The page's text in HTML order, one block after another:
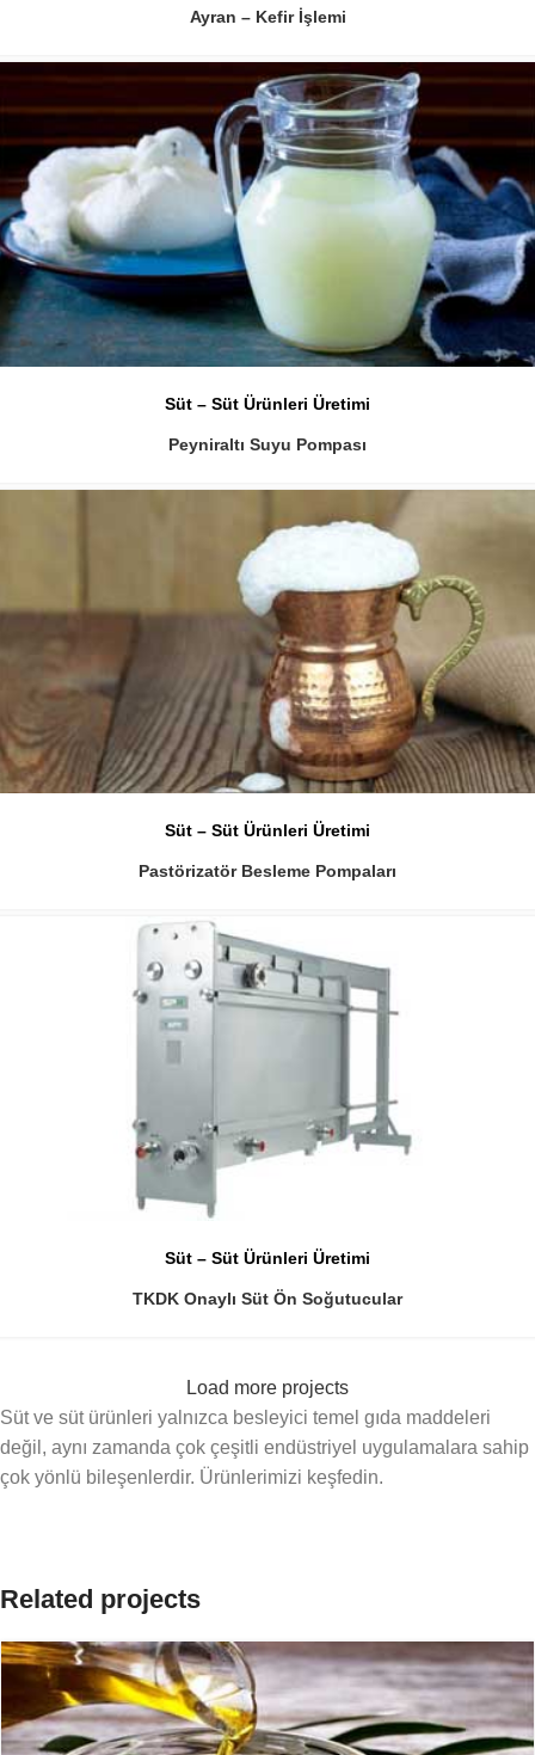
Ayran – Kefir İşlemi
Süt – Süt Ürünleri Üretimi
Peyniraltı Suyu Pompası
Süt – Süt Ürünleri Üretimi
Pastörizatör Besleme Pompaları
Süt – Süt Ürünleri Üretimi
TKDK Onaylı Süt Ön Soğutucular
Load more projects
Süt ve süt ürünleri yalnızca besleyici temel gıda maddeleri
değil, aynı zamanda çok çeşitli endüstriyel uygulamalara sahip
çok yönlü bileşenlerdir. Ürünlerimizi keşfedin.
Related projects